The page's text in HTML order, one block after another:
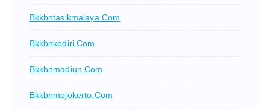
Bkkbntasikmalaya.com
Bkkbnkediri.com
Bkkbnmadiun.com
Bkkbnmojokerto.com